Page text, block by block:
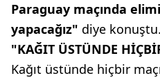
Paraguay maçında
yapacağız" diye konuştu.
"KAĞIT ÜSTÜNDE
Kağıt üstünde hiçbir